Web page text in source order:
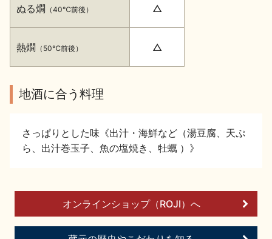
美味しい地酒の選び方
地酒蔵元会とは
ぬる燗 （40℃前後）
熱燗 （50℃前後）
△
△
地酒に合う料理
さっぱりとした味《出汁・海鮮など（湯豆腐、天ぷ
ら、出汁巻玉子、魚の塩焼き、牡蠣 ）》
オンラインショップ（ROJI）へ